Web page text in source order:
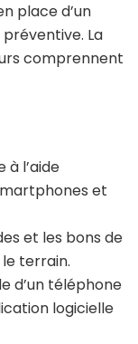
place d’un
La
comprennent
à l’aide
et
et les bons de
le terrain.
d’un téléphone
logicielle